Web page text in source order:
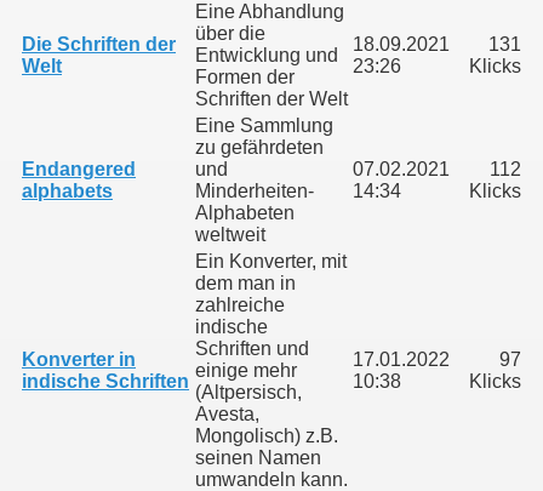
Die Schriften der
Welt
Eine Abhandlung
über die
Entwicklung und
Formen der
Schriften der Welt
18.09.2021
23:26
131
Klicks
Endangered
alphabets
Eine Sammlung
zu gefährdeten
und
Minderheiten-
Alphabeten
weltweit
07.02.2021
14:34
112
Klicks
Konverter in
indische Schriften
Ein Konverter, mit
dem man in
zahlreiche
indische
Schriften und
einige mehr
(Altpersisch,
Avesta,
Mongolisch) z.B.
seinen Namen
umwandeln kann.
17.01.2022
10:38
97
Klicks
der Schweriner Seniorenakademie